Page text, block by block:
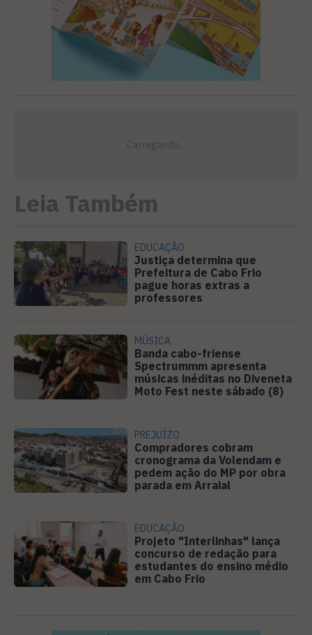
Leia Também
EDUCAÇÃO
Justiça determina que
Prefeitura de Cabo Frio
pague horas extras a
professores
MÚSICA
Banda cabo-friense
Spectrummm apresenta
músicas inéditas no Diveneta
Moto Fest neste sábado (8)
PREJUÍZO
Compradores cobram
cronograma da Volendam e
pedem ação do MP por obra
parada em Arraial
EDUCAÇÃO
Projeto "Interlinhas" lança
concurso de redação para
estudantes do ensino médio
em Cabo Frio